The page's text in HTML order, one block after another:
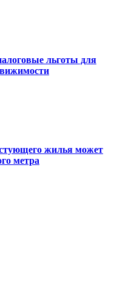
льготы для
жилья может
метра